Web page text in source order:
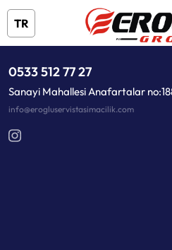
TR
0533 512 77 27
Sanayi Mahallesi Anafartalar
info@erogluservistasimacilik.com